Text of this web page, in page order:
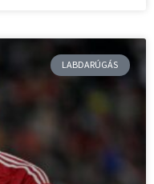
LABDARÚGÁS